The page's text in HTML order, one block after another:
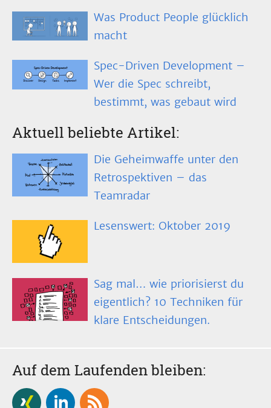
Was Product People glücklich
macht
Spec-Driven Development –
Wer die Spec schreibt,
bestimmt, was gebaut wird
Aktuell beliebte Artikel:
Die Geheimwaffe unter den
Retrospektiven – das
Teamradar
Lesenswert: Oktober 2019
Sag mal… wie priorisierst du
eigentlich? 10 Techniken für
klare Entscheidungen.
Auf dem Laufenden bleiben: